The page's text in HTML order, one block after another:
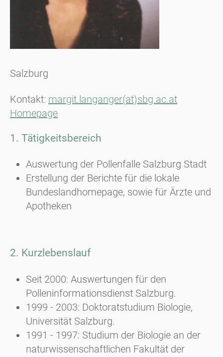
Salzburg
Kontakt: margit.langanger(at)sbg.ac.at
Homepage
1. Tätigkeitsbereich
Auswertung der Pollenfalle Salzburg Stadt
Erstellung der Berichte für die lokale
Bundeslandhomepage, sowie für Ärzte und
Apotheken
2. Kurzlebenslauf
Seit 2000: Auswertungen für den
Polleninformationsdienst Salzburg.
1999 - 2003: Doktoratstudium Biologie,
Universität Salzburg.
1991 - 1997: Studium der Biologie an der
naturwissenschaftlichen Fakultät der